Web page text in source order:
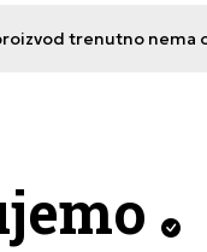
trenutno nema